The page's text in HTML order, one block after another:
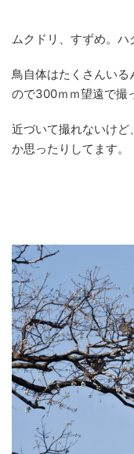
ムクドリ、すずめ。ハ
鳥自体はたくさんいる
ので300ｍｍ望遠で撮
近づいて撮れないけど
か思ったりしてます。